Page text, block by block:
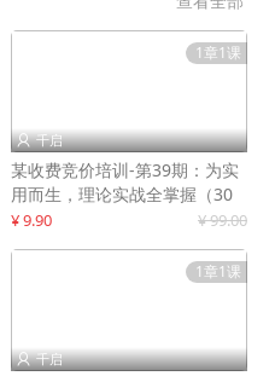
1章1课
 千启
某收费竞价培训-第39期：为实
用而生，理论实战全掌握（30
节课）
¥ 9.90 ¥ 99.00
1章1课
 千启